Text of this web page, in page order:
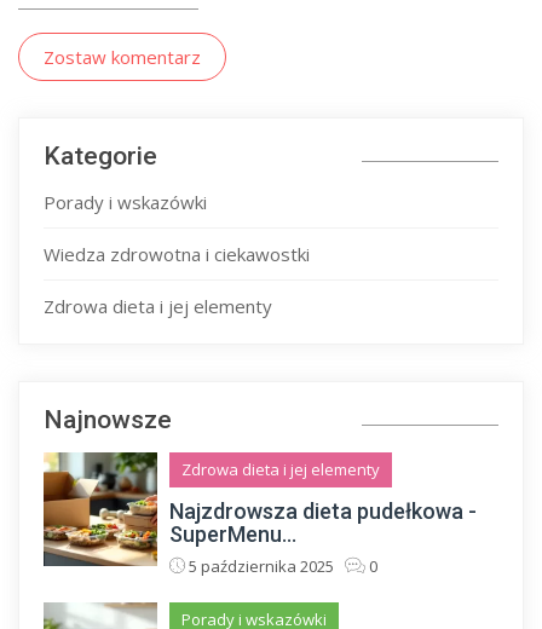
Zostaw komentarz
Kategorie
Porady i wskazówki
Wiedza zdrowotna i ciekawostki
Zdrowa dieta i jej elementy
Najnowsze
Zdrowa dieta i jej elementy
Najzdrowsza dieta pudełkowa -
SuperMenu...
5 października 2025 0
Porady i wskazówki